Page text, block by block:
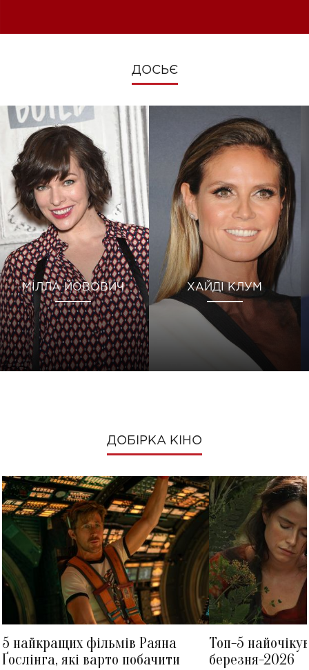
ДОСЬЄ
МІЛЛА ЙОВОВИЧ ХАЙДІ КЛУМ
ДОБІРКА КІНО
5 найкращих фільмів Раяна
Ґослінга, які варто побачити
Топ-5
березня-2026